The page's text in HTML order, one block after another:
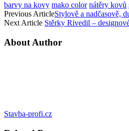
barvy na kovy mako color nátěry kovů
Previous ArticleStylově a nadčasově,
Next Article Stěrky Rivedil –
About Author
Stavba-profi.cz